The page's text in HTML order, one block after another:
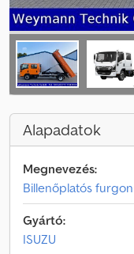
Alapadatok
Megnevezés:
Billenőplatós furgon
Gyártó:
ISUZU